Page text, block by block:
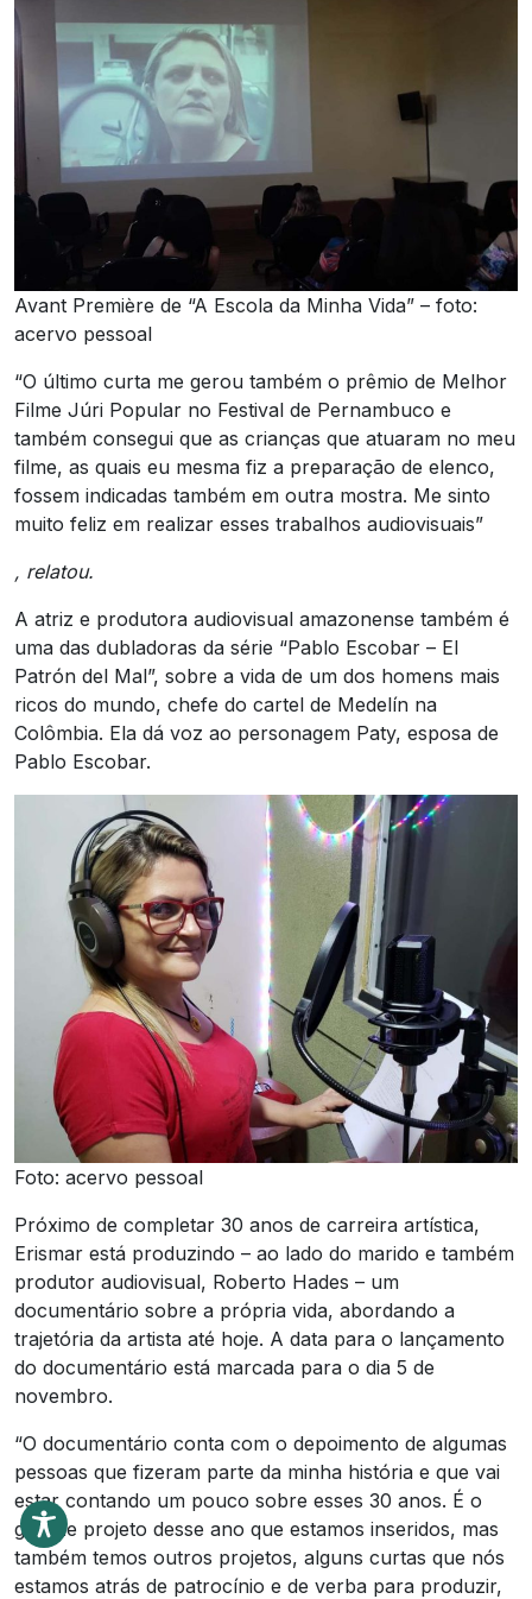
Avant Première de “A Escola da Minha Vida” – foto:
acervo pessoal
“O último curta me gerou também o prêmio de Melhor
Filme Júri Popular no Festival de Pernambuco e
também consegui que as crianças que atuaram no meu
filme, as quais eu mesma fiz a preparação de elenco,
fossem indicadas também em outra mostra. Me sinto
muito feliz em realizar esses trabalhos audiovisuais”
, relatou.
A atriz e produtora audiovisual amazonense também é
uma das dubladoras da série “Pablo Escobar – El
Patrón del Mal”, sobre a vida de um dos homens mais
ricos do mundo, chefe do cartel de Medelín na
Colômbia. Ela dá voz ao personagem Paty, esposa de
Pablo Escobar.
Foto: acervo pessoal
Próximo de completar 30 anos de carreira artística,
Erismar está produzindo – ao lado do marido e também
produtor audiovisual, Roberto Hades – um
documentário sobre a própria vida, abordando a
trajetória da artista até hoje. A data para o lançamento
do documentário está marcada para o dia 5 de
novembro.
“O documentário conta com o depoimento de algumas
pessoas que fizeram parte da minha história e que vai
estar contando um pouco sobre esses 30 anos. É o
grande projeto desse ano que estamos inseridos, mas
também temos outros projetos, alguns curtas que nós
estamos atrás de patrocínio e de verba para produzir,